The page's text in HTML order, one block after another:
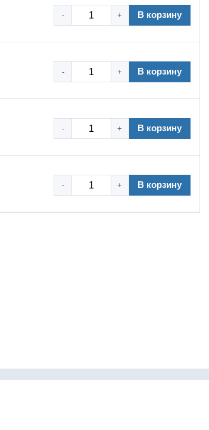
- + В корзину
- + В корзину
- + В корзину
- + В корзину